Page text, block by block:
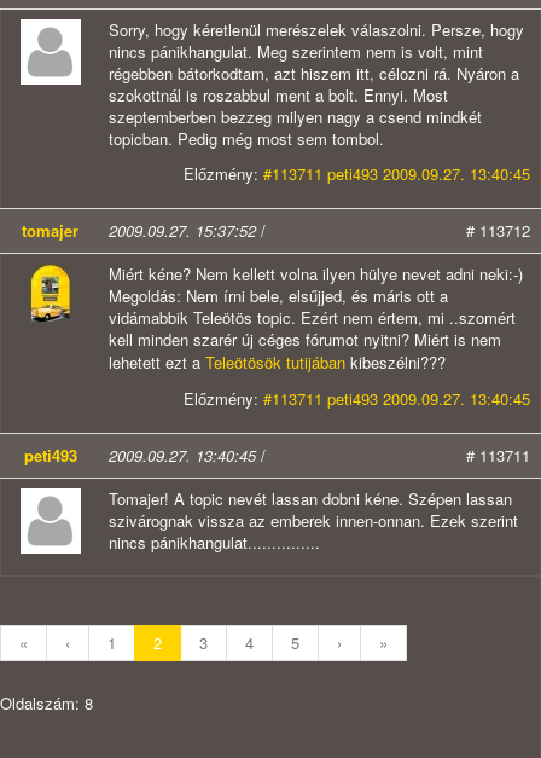
Sorry, hogy kéretlenül merészelek válaszolni. Persze, hogy
nincs pánikhangulat. Meg szerintem nem is volt, mint
régebben bátorkodtam, azt hiszem itt, célozni rá. Nyáron a
szokottnál is roszabbul ment a bolt. Ennyi. Most
szeptemberben bezzeg milyen nagy a csend mindkét
topicban. Pedig még most sem tombol.
Előzmény: #113711 peti493 2009.09.27. 13:40:45
tomajer 2009.09.27. 15:37:52/
# 113712
Miért kéne? Nem kellett volna ilyen hülye nevet adni neki:-)
Megoldás: Nem írni bele, elsűjjed, és máris ott a
vidámabbik Teleötös topic. Ezért nem értem, mi ..szomért
kell minden szarér új céges fórumot nyitni? Miért is nem
lehetett ezt a Teleötösök tutijában kibeszélni???
Előzmény: #113711 peti493 2009.09.27. 13:40:45
peti493 2009.09.27. 13:40:45/
# 113711
Tomajer! A topic nevét lassan dobni kéne. Szépen lassan
szivárognak vissza az emberek innen-onnan. Ezek szerint
nincs pánikhangulat...............
« ‹ 1 2 3 4 5 › »
Oldalszám: 8